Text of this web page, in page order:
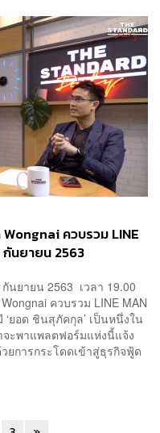
ควบรวม LINE
กันยายน 2563
กันยายน 2563 เวลา 19.00
ควบรวม LINE MAN
ยอด ชินสุภัคกุล’ เป็นหนึ่งใน
ะพาแพลตฟอร์มแห่งนี้แจ้ง
ยการกระโดดเข้าสู่ธุรกิจฟู้ด